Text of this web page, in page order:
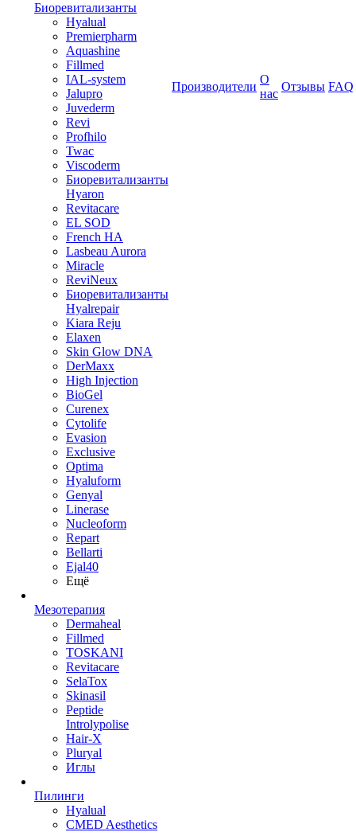
Биоревитализанты
Hyalual
Premierpharm
Aquashine
Fillmed
IAL-system
Jalupro
Juvederm
Revi
Profhilo
Twac
Viscoderm
Биоревитализанты
Hyaron
Revitacare
EL SOD
French HA
Lasbeau Aurora
Miracle
ReviNeux
Биоревитализанты
Hyalrepair
Kiara Reju
Elaxen
Skin Glow DNA
DerMaxx
High Injection
BioGel
Curenex
Cytolife
Evasion
Exclusive
Optima
Hyaluform
Genyal
Linerase
Nucleoform
Repart
Bellarti
Ejal40
Ещё
Мезотерапия
Dermaheal
Fillmed
TOSKANI
Revitacare
SelaTox
Skinasil
Peptide
Introlypolise
Hair-X
Pluryal
Иглы
Пилинги
Hyalual
CMED Aesthetics
Производители
О
нас
Отзывы FAQ